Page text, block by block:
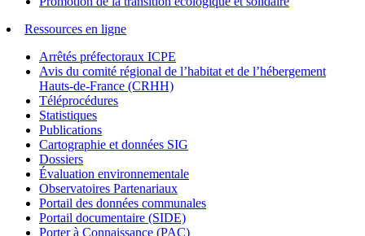
Ressources en ligne
Arrêtés préfectoraux ICPE
Avis du comité régional de l’habitat et de l’hébergement
Hauts-de-France (CRHH)
Téléprocédures
Statistiques
Publications
Cartographie et données SIG
Dossiers
Évaluation environnementale
Observatoires Partenariaux
Portail des données communales
Portail documentaire (SIDE)
Porter à Connaissance (PAC)